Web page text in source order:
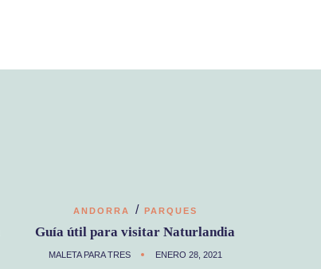
ANDORRA / PARQUES
Guía útil para visitar Naturlandia
MALETA PARA TRES ENERO 28, 2021